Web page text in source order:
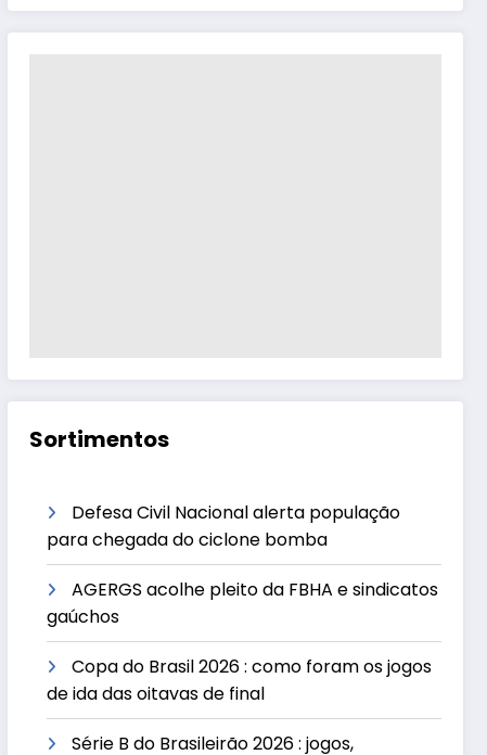
Sortimentos
Defesa Civil Nacional alerta população
para chegada do ciclone bomba
AGERGS acolhe pleito da FBHA e sindicatos
gaúchos
Copa do Brasil 2026 : como foram os jogos
de ida das oitavas de final
Série B do Brasileirão 2026 : jogos,